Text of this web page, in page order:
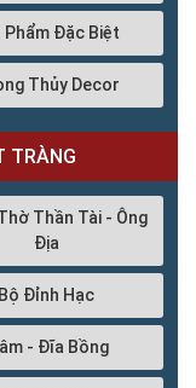
Phẩm Đặc Biệt
Thủy Decor
TRÀNG
Thần Tài - Ông
Địa
Bộ Đỉnh Hạc
- Đĩa Bồng